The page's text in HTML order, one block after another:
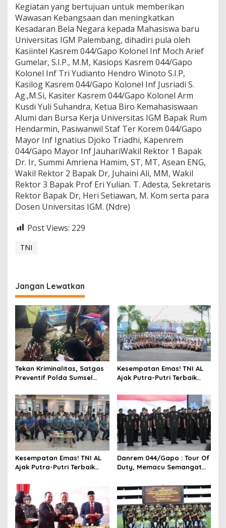
Kegiatan yang bertujuan untuk memberikan
Wawasan Kebangsaan dan meningkatkan
Kesadaran Bela Negara kepada Mahasiswa baru
Universitas IGM Palembang, dihadiri pula oleh
Kasiintel Kasrem 044/Gapo Kolonel Inf Moch Arief
Gumelar, S.I.P., M.M, Kasiops Kasrem 044/Gapo
Kolonel Inf Tri Yudianto Hendro Winoto S.I.P,
Kasilog Kasrem 044/Gapo Kolonel Inf Jusriadi S.
Ag.,M.Si, Kasiter Kasrem 044/Gapo Kolonel Arm
Kusdi Yuli Suhandra, Ketua Biro Kemahasiswaan
Alumi dan Bursa Kerja Universitas IGM Bapak Rum
Hendarmin, Pasiwanwil Staf Ter Korem 044/Gapo
Mayor Inf Ignatius Djoko Triadhi, Kapenrem
044/Gapo Mayor Inf JauhariWakil Rektor 1 Bapak
Dr. Ir, Summi Amriena Hamim, ST, MT, Asean ENG,
Wakil Rektor 2 Bapak Dr, Juhaini Ali, MM, Wakil
Rektor 3 Bapak Prof Eri Yulian. T. Adesta, Sekretaris
Rektor Bapak Dr, Heri Setiawan, M. Kom serta para
Dosen Universitas IGM. (Ndre)
Post Views: 229
TNI
Jangan Lewatkan
Tekan Kriminalitas, Satgas
Preventif Polda Sumsel
Ilegal
Kesempatan Emas! TNI AL
Ajak Putra-Putri Terbaik
Palembang
Kesempatan Emas! TNI AL
Ajak Putra-Putri Terbaik
Palembang
Danrem 044/Gapo : Tour Of
Duty, Memacu Semangat